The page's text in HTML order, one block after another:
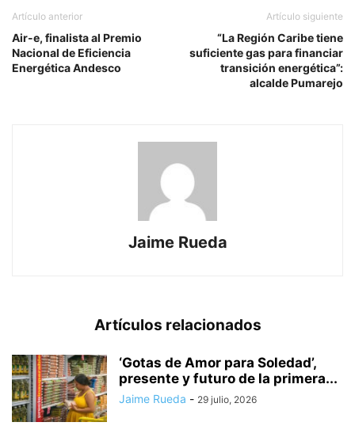
Artículo anterior
Air-e, finalista al Premio
Nacional de Eficiencia
Energética Andesco
Artículo siguiente
“La Región Caribe tiene
suficiente gas para financiar
transición energética”:
alcalde Pumarejo
Jaime Rueda
Artículos relacionados
‘Gotas de Amor para Soledad’,
presente y futuro de la primera...
Jaime Rueda - 29 julio, 2026